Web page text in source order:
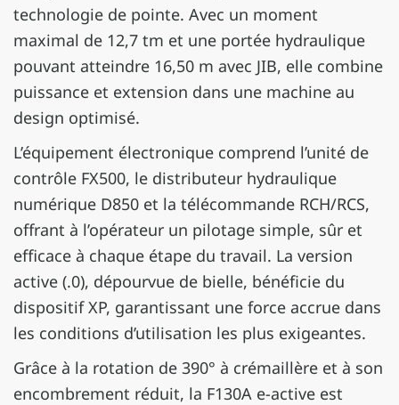
technologie de pointe. Avec un moment
maximal de 12,7 tm et une portée hydraulique
pouvant atteindre 16,50 m avec JIB, elle combine
puissance et extension dans une machine au
design optimisé.
L’équipement électronique comprend l’unité de
contrôle FX500, le distributeur hydraulique
numérique D850 et la télécommande RCH/RCS,
offrant à l’opérateur un pilotage simple, sûr et
efficace à chaque étape du travail. La version
active (.0), dépourvue de bielle, bénéficie du
dispositif XP, garantissant une force accrue dans
les conditions d’utilisation les plus exigeantes.
Grâce à la rotation de 390° à crémaillère et à son
encombrement réduit, la F130A e-active est